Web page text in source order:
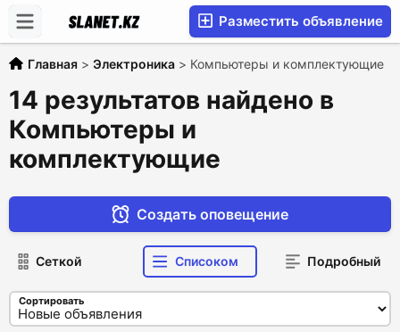
Разместить объявление
Главная > Электроника > Компьютеры и комплектующие
14 результатов найдено в
Компьютеры и
комплектующие
Создать оповещение
Сеткой Списоком Подробный
Сортировать